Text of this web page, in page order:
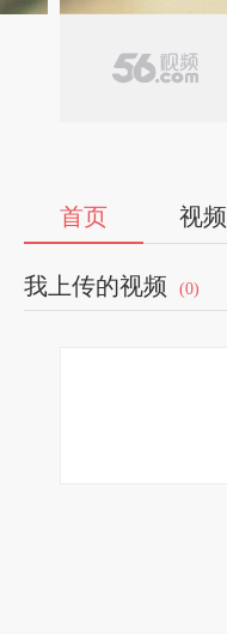
首页 视频
我上传的视频 (0)